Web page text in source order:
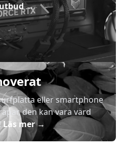
→
eller smartphone
den kan vara värd
Läs mer→